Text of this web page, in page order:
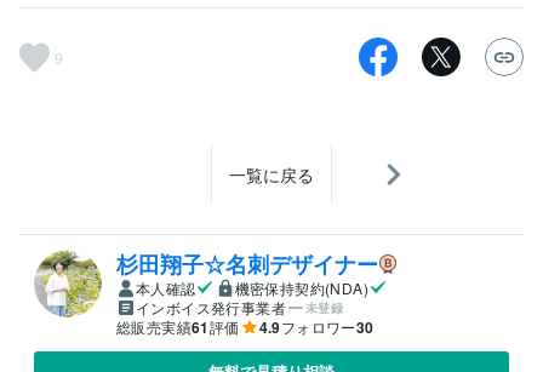
9
一覧に戻る
杉田翔子☆名刺デザイナー
本人確認
機密保持契約(NDA)
インボイス発行事業者
未登録
総販売実績61評価 4.9フォロワー30